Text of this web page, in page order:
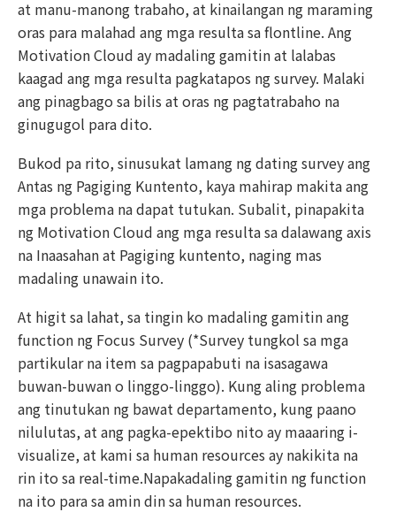
at manu-manong trabaho, at kinailangan ng maraming
oras para malahad ang mga resulta sa flontline. Ang
Motivation Cloud ay madaling gamitin at lalabas
kaagad ang mga resulta pagkatapos ng survey. Malaki
ang pinagbago sa bilis at oras ng pagtatrabaho na
ginugugol para dito.
Bukod pa rito, sinusukat lamang ng dating survey ang
Antas ng Pagiging Kuntento, kaya mahirap makita ang
mga problema na dapat tutukan. Subalit, pinapakita
ng Motivation Cloud ang mga resulta sa dalawang axis
na Inaasahan at Pagiging kuntento, naging mas
madaling unawain ito.
At higit sa lahat, sa tingin ko madaling gamitin ang
function ng Focus Survey (*Survey tungkol sa mga
partikular na item sa pagpapabuti na isasagawa
buwan-buwan o linggo-linggo). Kung aling problema
ang tinutukan ng bawat departamento, kung paano
nilulutas, at ang pagka-epektibo nito ay maaaring i-
visualize, at kami sa human resources ay nakikita na
rin ito sa real-time.Napakadaling gamitin ng function
na ito para sa amin din sa human resources.